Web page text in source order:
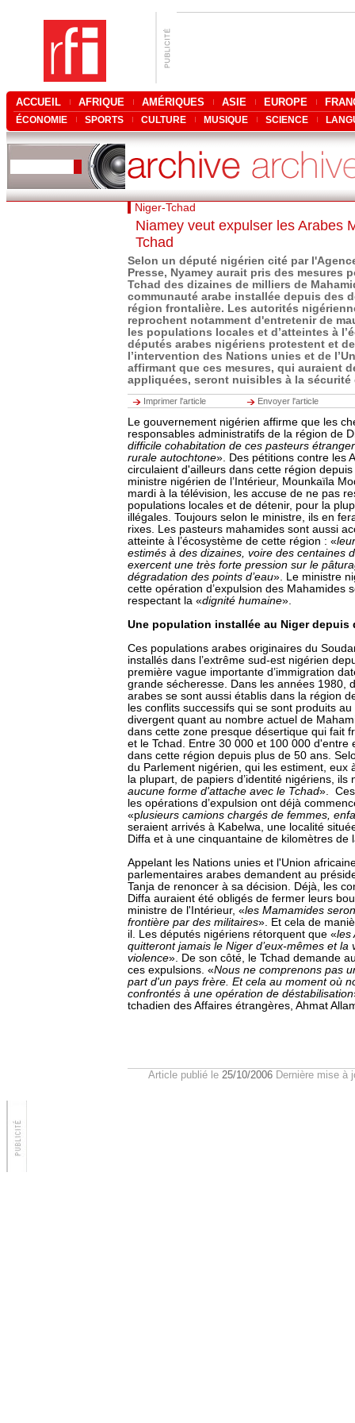
ACCUEIL AFRIQUE AMÉRIQUES ASIE EUROPE
ÉCONOMIE SPORTS CULTURE MUSIQUE SCIENCE
Niger-Tchad
Niamey veut expulser les Arabes
Tchad
Selon un député nigérien cité par
Presse, Nyamey aurait pris des mesures
Tchad des dizaines de milliers de
communauté arabe installée depuis des
région frontalière. Les autorités
reprochent notamment d'entretenir de
les populations locales et d’atteintes à
députés arabes nigériens protestent et
l’intervention des Nations unies et de
affirmant que ces mesures, qui auraient
appliquées, seront nuisibles à la sécurité
Imprimer l'article Envoyer l'article
Le gouvernement nigérien affirme que les
responsables administratifs de la région de
difficile cohabitation de ces pasteurs
rurale autochtone». Des pétitions contre les
circulaient d'ailleurs dans cette région
ministre nigérien de l’Intérieur, Mounkaïla
mardi à la télévision, les accuse de ne pas
populations locales et de détenir, pour la
illégales. Toujours selon le ministre, ils en
rixes. Les pasteurs mahamides sont aussi
atteinte à l’écosystème de cette région : «
estimés à des dizaines, voire des centaines
exercent une très forte pression sur le
dégradation des points d’eau». Le ministre
cette opération d’expulsion des Mahamides
respectant la «dignité humaine».
Une population installée au Niger depuis
Ces populations arabes originaires du
installés dans l’extrême sud-est nigérien
première vague importante d’immigration
grande sécheresse. Dans les années 1980,
arabes se sont aussi établis dans la région
les conflits successifs qui se sont produits
divergent quant au nombre actuel de
dans cette zone presque désertique qui fait
et le Tchad. Entre 30 000 et 100 000 d'entre
dans cette région depuis plus de 50 ans.
du Parlement nigérien, qui les estiment, eux
la plupart, de papiers d’identité nigériens, ils
aucune forme d'attache avec le Tchad».
les opérations d’expulsion ont déjà
«plusieurs camions chargés de femmes,
seraient arrivés à Kabelwa, une localité
Diffa et à une cinquantaine de kilomètres de
Appelant les Nations unies et l'Union
parlementaires arabes demandent au
Tanja de renoncer à sa décision. Déjà, les
Diffa auraient été obligés de fermer leurs
ministre de l'Intérieur, «les Mamamides
frontière par des militaires». Et cela de
il. Les députés nigériens rétorquent que «les
quitteront jamais le Niger d’eux-mêmes et la
violence». De son côté, le Tchad demande
ces expulsions. «Nous ne comprenons pas
part d'un pays frère. Et cela au moment où
confrontés à une opération de déstabilisation
tchadien des Affaires étrangères, Ahmat
Article publié le 25/10/2006 Dernière mise à